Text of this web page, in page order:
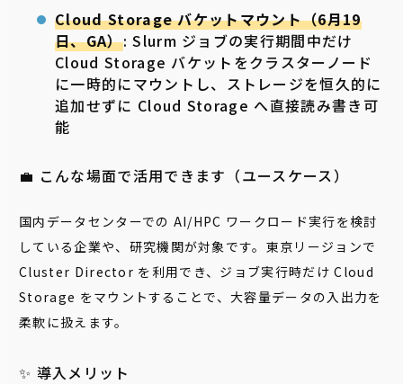
Cloud Storage バケットマウント（6月19
日、GA）: Slurm ジョブの実行期間中だけ
Cloud Storage バケットをクラスターノード
に一時的にマウントし、ストレージを恒久的に
追加せずに Cloud Storage へ直接読み書き可
能
💼 こんな場面で活用できます（ユースケース）
国内データセンターでの AI/HPC ワークロード実行を検討
している企業や、研究機関が対象です。東京リージョンで
Cluster Director を利用でき、ジョブ実行時だけ Cloud
Storage をマウントすることで、大容量データの入出力を
柔軟に扱えます。
✨ 導入メリット